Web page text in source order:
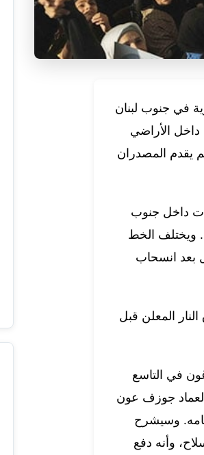
في جنوب لبنان
الأراضي
الله» في 16 أبريل نيسان. ولم يقدم المصدران
داخل جنوب
ويختلف الخط
بعد انسحاب
المعلن قبل
في التاسع
العماد جوزف عون
وسيشرح
وأنه دفع